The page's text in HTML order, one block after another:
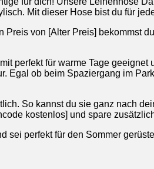
Mit dieser Hose bist du für
von [Alter Preis] bekommst
perfekt für warme Tage
Egal ob beim Spaziergang im
So kannst du sie ganz nach
kostenlos] und spare
perfekt für den Sommer